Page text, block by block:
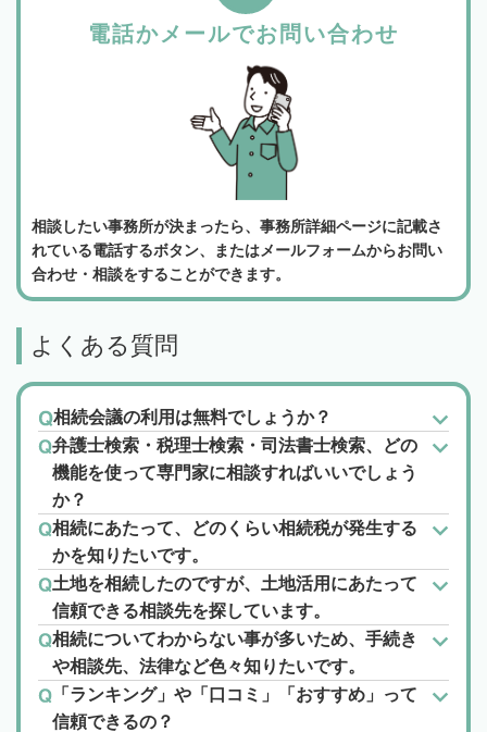
電話かメールでお問い合わせ
相談したい事務所が決まったら、事務所詳細ページに記載さ
れている電話するボタン、またはメールフォームからお問い
合わせ・相談をすることができます。
よくある質問
相続会議の利用は無料でしょうか？
弁護士検索・税理士検索・司法書士検索、どの
機能を使って専門家に相談すればいいでしょう
か？
相続にあたって、どのくらい相続税が発生する
かを知りたいです。
土地を相続したのですが、土地活用にあたって
信頼できる相談先を探しています。
相続についてわからない事が多いため、手続き
や相談先、法律など色々知りたいです。
「ランキング」や「口コミ」「おすすめ」って
信頼できるの？